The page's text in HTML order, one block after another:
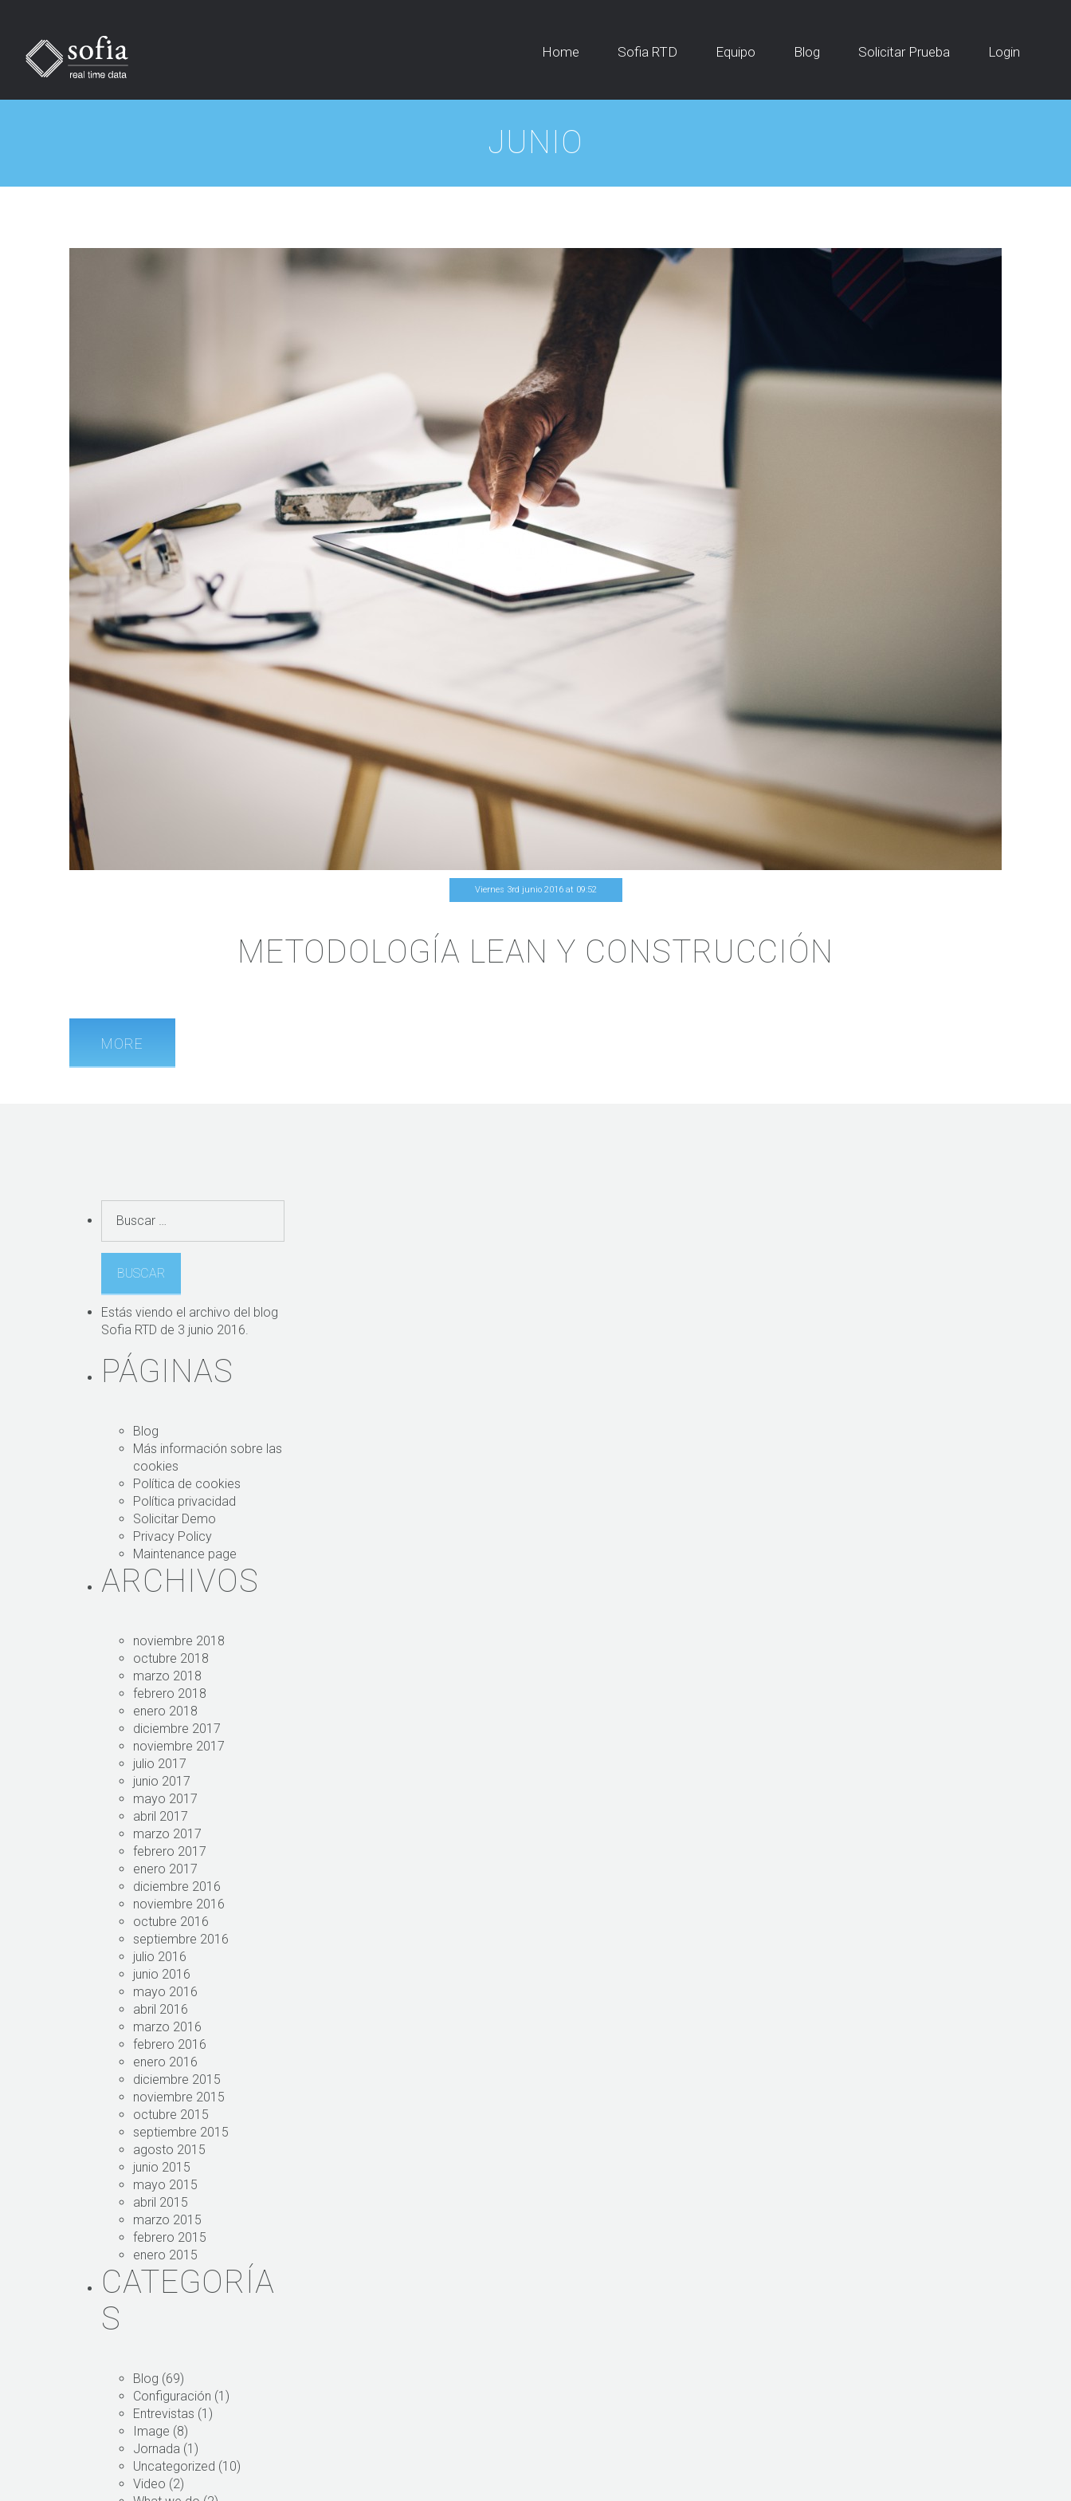
Home Sofia RTD Equipo Blog Solicitar Prueba Login
JUNIO
Viernes 3rd junio 2016at 09:52
METODOLOGÍA LEAN Y CONSTRUCCIÓN
MORE
s
r
:Estás viendo el archivo del blog
Sofia RTD de 3 junio 2016.
PÁGINAS
Blog
Más información sobre las
cookies
Política de cookies
Política privacidad
Solicitar Demo
Privacy Policy
Maintenance page
ARCHIVOS
noviembre 2018
octubre 2018
marzo 2018
febrero 2018
enero 2018
diciembre 2017
noviembre 2017
julio 2017
junio 2017
mayo 2017
abril 2017
marzo 2017
febrero 2017
enero 2017
diciembre 2016
noviembre 2016
octubre 2016
septiembre 2016
julio 2016
junio 2016
mayo 2016
abril 2016
marzo 2016
febrero 2016
enero 2016
diciembre 2015
noviembre 2015
octubre 2015
septiembre 2015
agosto 2015
junio 2015
mayo 2015
abril 2015
marzo 2015
febrero 2015
enero 2015
CATEGORÍA
S
Blog (69)
Configuración (1)
Entrevistas (1)
Image (8)
Jornada (1)
Uncategorized (10)
Video (2)